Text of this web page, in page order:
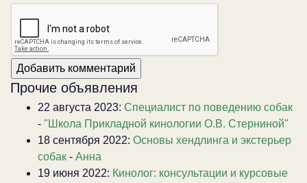
Прочие объявления
22 августа 2023: Специалист по поведению собак
- "Школа Прикладной кинологии О.В. Стерниной"
18 сентября 2022: Основы хендлинга и экстерьер
собак - Анна
19 июня 2022: Кинолог: консультации и курсовые